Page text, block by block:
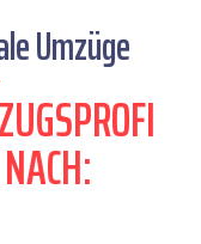
Umzüge